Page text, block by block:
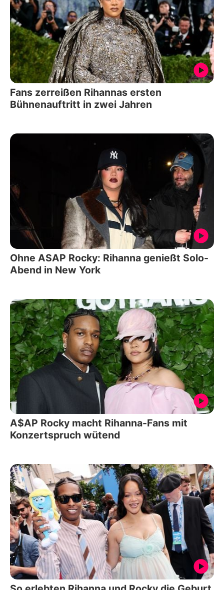
Fans zerreißen Rihannas ersten
Bühnenauftritt in zwei Jahren
Ohne ASAP Rocky: Rihanna genießt Solo-
Abend in New York
A$AP Rocky macht Rihanna-Fans mit
Konzertspruch wütend